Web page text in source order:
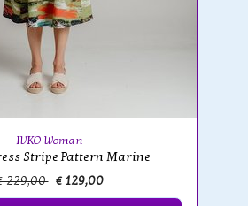
IVKO Woman
Stripe Pattern Marine
229,00 € 129,00